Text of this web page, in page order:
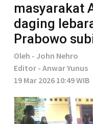
masyarakat
daging
Prabowo
Oleh - John Nehro
Editor - Anwar Yunus
19 Mar 2026 10:49 WIB